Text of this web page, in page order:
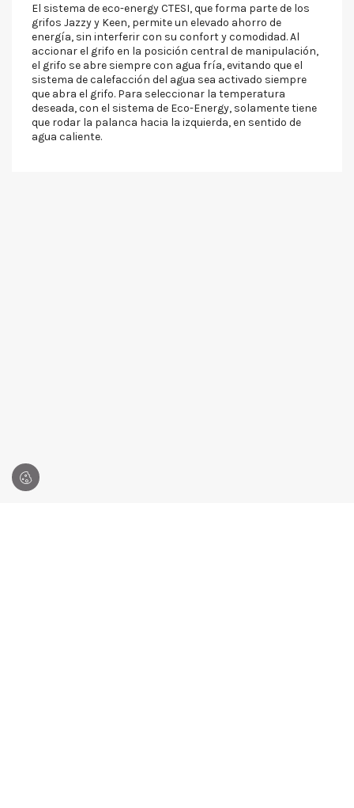
El sistema de eco-energy CTESI, que forma parte de los
grifos Jazzy y Keen, permite un elevado ahorro de
energía, sin interferir con su confort y comodidad. Al
accionar el grifo en la posición central de manipulación,
el grifo se abre siempre con agua fría, evitando que el
sistema de calefacción del agua sea activado siempre
que abra el grifo. Para seleccionar la temperatura
deseada, con el sistema de Eco-Energy, solamente tiene
que rodar la palanca hacia la izquierda, en sentido de
agua caliente.